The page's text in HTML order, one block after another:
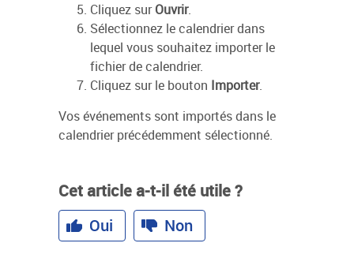
Cliquez surOuvrir.
Sélectionnez le calendrier dans
lequel vous souhaitez importer le
fichier de calendrier.
Cliquez sur le bouton Importer.
Vos événements sont importés dans le
calendrier précédemment sélectionné.
Cet article a-t-il été utile ?
Oui
Non